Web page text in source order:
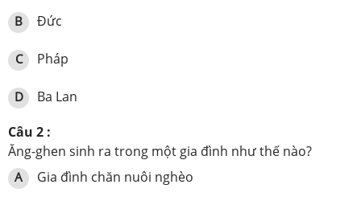
B Đức
C Pháp
D
Ba Lan
Câu 2 :
Ăng-ghen sinh ra trong một gia đình như thế nào?
A Gia đình chăn nuôi nghèo